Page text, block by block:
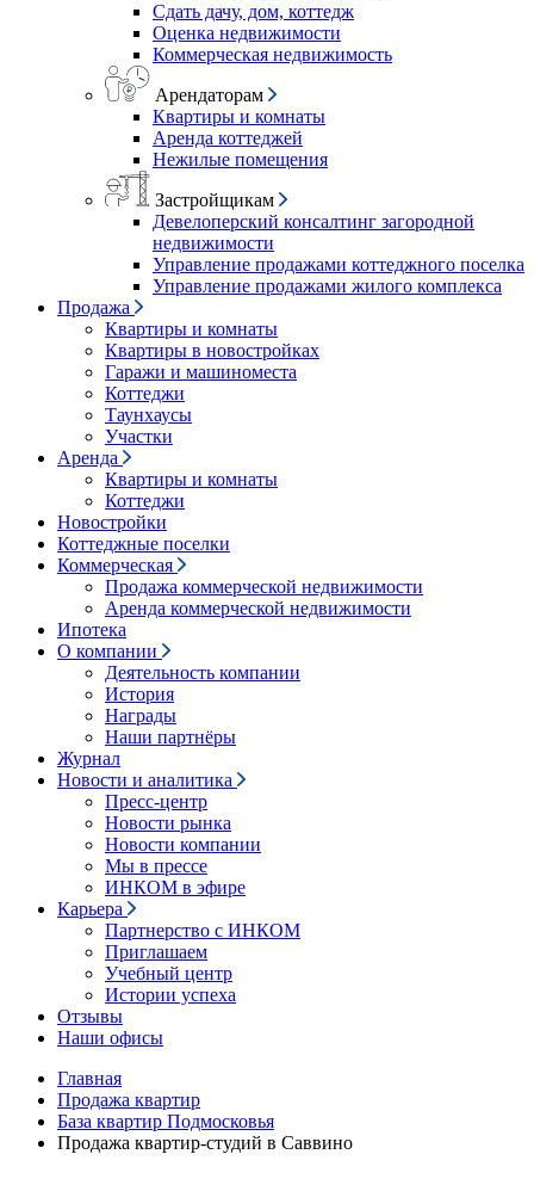
Сдать дачу, дом, коттедж
Оценка недвижимости
Коммерческая недвижимость
Арендаторам
Квартиры и комнаты
Аренда коттеджей
Нежилые помещения
Застройщикам
Девелоперский консалтинг загородной
недвижимости
Управление продажами коттеджного поселка
Управление продажами жилого комплекса
Продажа
Квартиры и комнаты
Квартиры в новостройках
Гаражи и машиноместа
Коттеджи
Таунхаусы
Участки
Аренда
Квартиры и комнаты
Коттеджи
Новостройки
Коттеджные поселки
Коммерческая
Продажа коммерческой недвижимости
Аренда коммерческой недвижимости
Ипотека
О компании
Деятельность компании
История
Награды
Наши партнёры
Журнал
Новости и аналитика
Пресс-центр
Новости рынка
Новости компании
Мы в прессе
ИНКОМ в эфире
Карьера
Партнерство с ИНКОМ
Приглашаем
Учебный центр
Истории успеха
Отзывы
Наши офисы
Главная
Продажа квартир
База квартир Подмосковья
Продажа квартир-студий в Саввино